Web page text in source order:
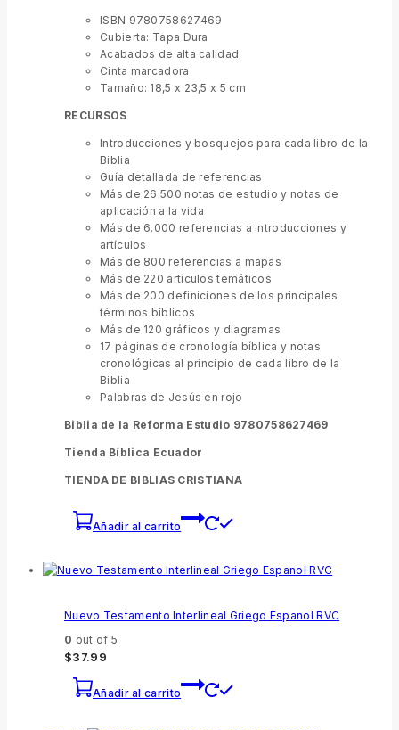
ISBN 9780758627469
Cubierta: Tapa Dura
Acabados de alta calidad
Cinta marcadora
Tamaño: 18,5 x 23,5 x 5 cm
RECURSOS
Introducciones y bosquejos para cada libro de la
Biblia
Guía detallada de referencias
Más de 26.500 notas de estudio y notas de
aplicación a la vida
Más de 6.000 referencias a introducciones y
artículos
Más de 800 referencias a mapas
Más de 220 artículos temáticos
Más de 200 definiciones de los principales
términos bíblicos
Más de 120 gráficos y diagramas
17 páginas de cronología bíblica y notas
cronológicas al principio de cada libro de la
Biblia
Palabras de Jesús en rojo
Biblia de la Reforma Estudio 9780758627469
Tienda Bíblica Ecuador
TIENDA DE BIBLIAS CRISTIANA
Añadir al carrito
Nuevo Testamento Interlineal Griego Espanol RVC
0 out of 5
$37.99
Añadir al carrito